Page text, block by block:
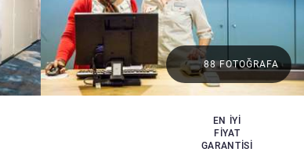
EN IYI
FIYAT
GARANTISI
88 FOTOĞRAFA